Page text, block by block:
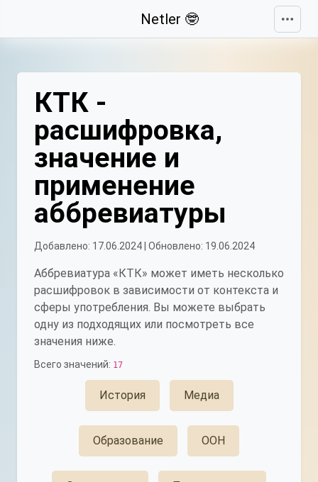
Netler 🤓
КТК -
расшифровка,
значение и
применение
аббревиатуры
Добавлено: 17.06.2024 | Обновлено: 19.06.2024
Аббревиатура «КТК» может иметь несколько
расшифровок в зависимости от контекста и
сферы употребления. Вы можете выбрать
одну из подходящих или посмотреть все
значения ниже.
Всего значений: 17
История Медиа
Образование ООН